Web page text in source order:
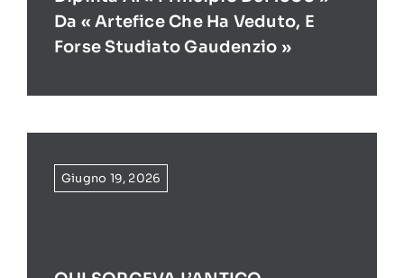
Da « Artefice Che Ha Veduto, E
Forse Studiato Gaudenzio »
Giugno 19, 2026